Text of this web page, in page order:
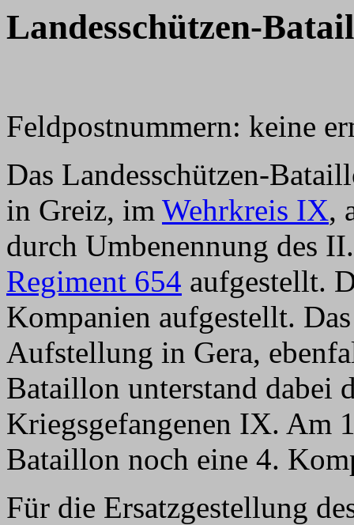
Landesschützen-
Feldpostnummern: keine
Das Landesschützen-
in Greiz, im Wehrkreis IX,
durch Umbenennung des
Regiment 654 aufgestellt.
Kompanien aufgestellt.
Aufstellung in Gera,
Bataillon unterstand dabei
Kriegsgefangenen IX. Am
Bataillon noch eine 4.
Für die Ersatzgestellung